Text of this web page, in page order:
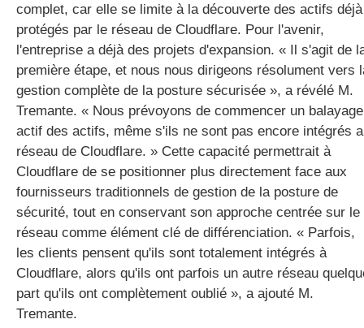
complet, car elle se limite à la découverte des actifs déjà
protégés par le réseau de Cloudflare. Pour l'avenir,
l'entreprise a déjà des projets d'expansion. « Il s'agit de
première étape, et nous nous dirigeons résolument vers
gestion complète de la posture sécurisée », a révélé M.
Tremante. « Nous prévoyons de commencer un balayage
actif des actifs, même s'ils ne sont pas encore intégrés
réseau de Cloudflare. » Cette capacité permettrait à
Cloudflare de se positionner plus directement face aux
fournisseurs traditionnels de gestion de la posture de
sécurité, tout en conservant son approche centrée sur le
réseau comme élément clé de différenciation. « Parfois,
les clients pensent qu'ils sont totalement intégrés à
Cloudflare, alors qu'ils ont parfois un autre réseau
part qu'ils ont complètement oublié », a ajouté M.
Tremante.